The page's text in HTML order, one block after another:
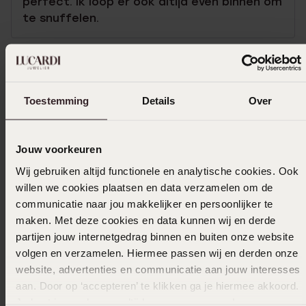
Toestemming Details Over
Jouw voorkeuren
Wij gebruiken altijd functionele en analytische cookies. Ook
willen we cookies plaatsen en data verzamelen om de
communicatie naar jou makkelijker en persoonlijker te
maken. Met deze cookies en data kunnen wij en derde
partijen jouw internetgedrag binnen en buiten onze website
volgen en verzamelen. Hiermee passen wij en derden onze
website, advertenties en communicatie aan jouw interesses
aan. Door op ‘accepteren’ te klikken ga je hiermee akkoord.
te snuffelen.